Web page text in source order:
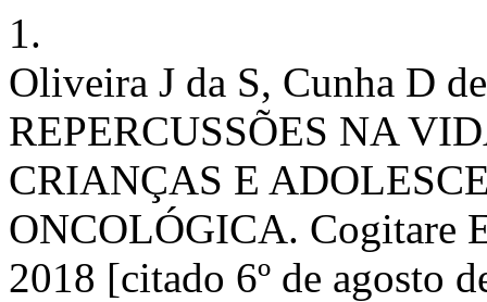
1.
Oliveira J da S, Cunha D
REPERCUSSÕES NA
CRIANÇAS E
ONCOLÓGICA. Cogitare
2018 [citado 6º de agosto